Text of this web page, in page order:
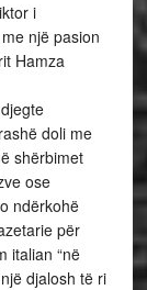
i
një pasion
Hamza
doli me
shërbimet
ose
ndërkohë
për
italian “në
djalosh të ri